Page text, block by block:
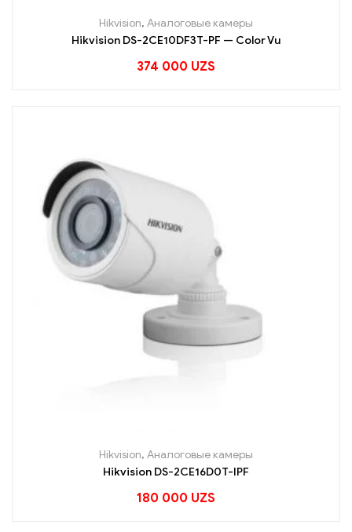
Hikvision, Аналоговые камеры
Hikvision DS-2CE10DF3T-PF — Color Vu
374 000 UZS
Hikvision, Аналоговые камеры
Hikvision DS-2CE16D0T-IPF
180 000 UZS